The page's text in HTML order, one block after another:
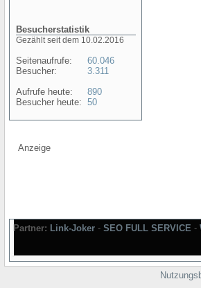
Besucherstatistik
Gezählt seit dem 10.02.2016
Seitenaufrufe:
Besucher:
Aufrufe heute:
Besucher heute:
60.046
3.311
890
50
Anzeige
Partner: Link-Joker - SEO FULL SERVICE -